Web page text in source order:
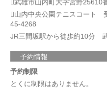
武雄市山内町大字宮野25610
山内中央公園テニスコー
45-4268
JR三間坂駅から徒歩約10分
予約情報
予約制限
とくに制限はありません。